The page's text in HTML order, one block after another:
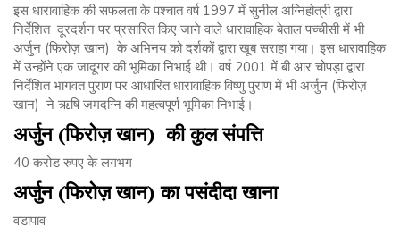
इस धारावाहिक की सफलता के पश्चात वर्ष 1997 में सुनील अग्निहोत्री द्वारा
निर्देशित दूरदर्शन पर प्रसारित किए जाने वाले धारावाहिक बेताल पच्चीसी में भी
अर्जुन (फिरोज़ खान) के अभिनय को दर्शकों द्वारा खूब सराहा गया। इस धारावाहिक
में उन्होंने एक जादूगर की भूमिका निभाई थी। वर्ष 2001 में बी आर चोपड़ा द्वारा
निर्देशित भागवत पुराण पर आधारित धारावाहिक विष्णु पुराण में भी अर्जुन (फिरोज़
खान) ने ऋषि जमदग्नि की महत्वपूर्ण भूमिका निभाई।
अर्जुन(फिरोज़ खान)की कुल संपत्ति
40 करोड रुपए के लगभग
अर्जुन(फिरोज़ खान)का पसंदीदा खाना
वडापाव